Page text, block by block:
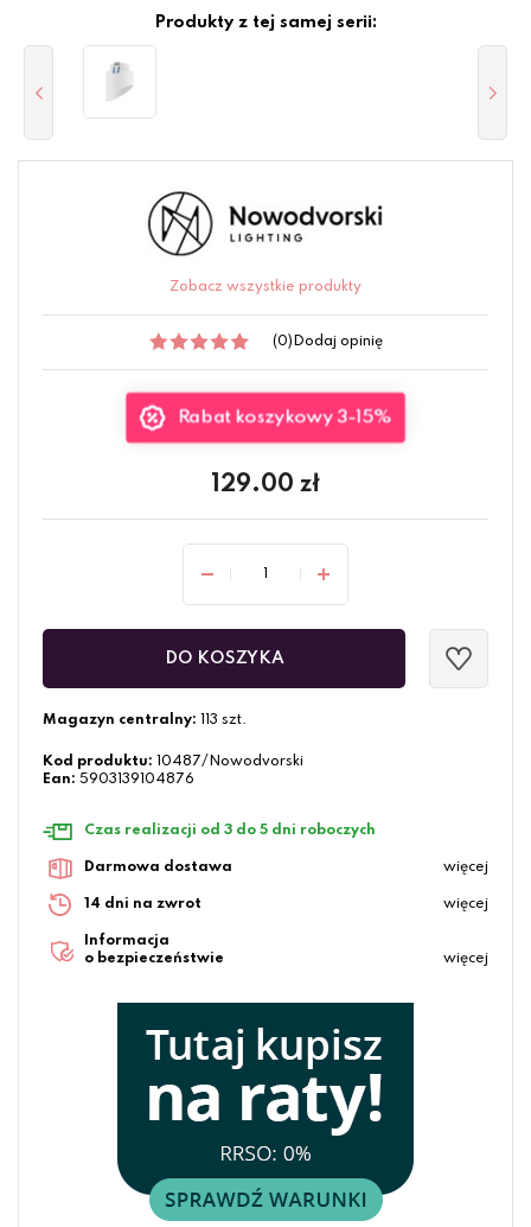
Produkty z tej samej serii:
Zobacz wszystkie produkty
(0) Dodaj opinię
Rabat koszykowy 3-15%
129.00 zł
DO KOSZYKA
Magazyn centralny: 113 szt.
Kod produktu:
10487/Nowodvorski
Ean: 5903139104876
Czas realizacji od 3 do 5 dni roboczych
Darmowa dostawa więcej
14 dni na zwrot więcej
Informacja
o bezpieczeństwie
więcej